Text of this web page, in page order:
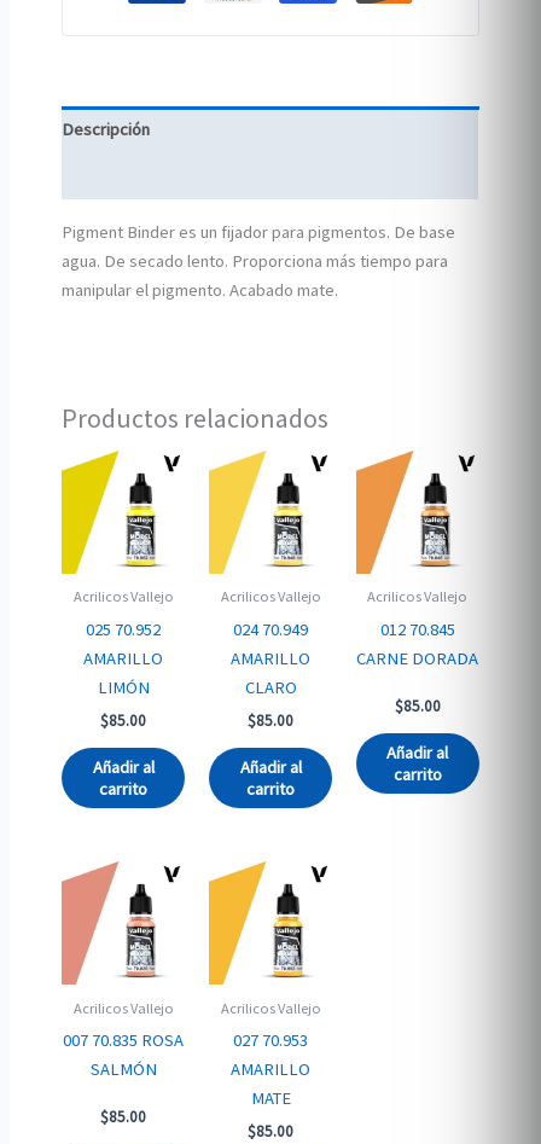
Descripción
Pigment Binder es un fijador para pigmentos. De base
agua. De secado lento. Proporciona más tiempo para
manipular el pigmento. Acabado mate.
Productos relacionados
Acrilicos Vallejo
025 70.952
AMARILLO
LIMÓN
$85.00
Añadir al
carrito
Acrilicos Vallejo
024 70.949
AMARILLO
CLARO
$85.00
Añadir al
carrito
Acrilicos Vallejo
012 70.845
CARNE DORADA
$85.00
Añadir al
carrito
Acrilicos Vallejo
007 70.835 ROSA
SALMÓN
$85.00
Acrilicos Vallejo
027 70.953
AMARILLO
MATE
$85.00